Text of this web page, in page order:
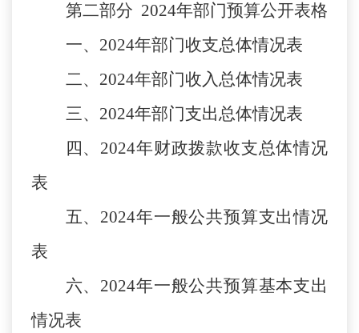
第二部分 2024年部门预算公开表格
一、 2024年部门收支总体情况表
二、 2024年部门收入总体情况表
三、 2024年部门支出总体情况表
四、 2024年财政拨款收支总体情况
表
五、 2024年一般公共预算支出情况
表
六、 2024年一般公共预算基本支出
情况表